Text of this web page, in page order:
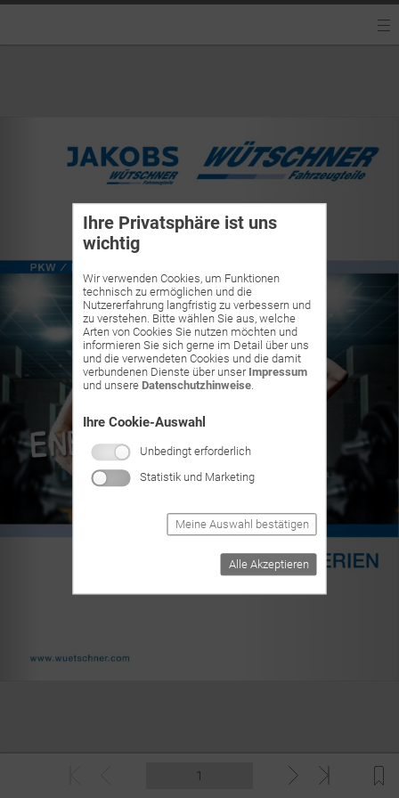
Ihre Privatsphäre ist uns
wichtig
Wir verwenden Cookies, um Funktionen
technisch zu ermöglichen und die
Nutzererfahrung langfristig zu verbessern und
zu verstehen. Bitte wählen Sie aus, welche
Arten von Cookies Sie nutzen möchten und
informieren Sie sich gerne im Detail über uns
und die verwendeten Cookies und die damit
verbundenen Dienste über unser Impressum
und unsere Datenschutzhinweise.
Ihre Cookie-Auswahl
Unbedingt erforderlich
Statistik und Marketing
Meine Auswahl bestätigen
Alle Akzeptieren